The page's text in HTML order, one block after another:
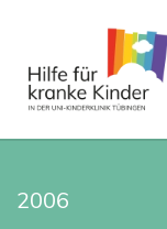
2006